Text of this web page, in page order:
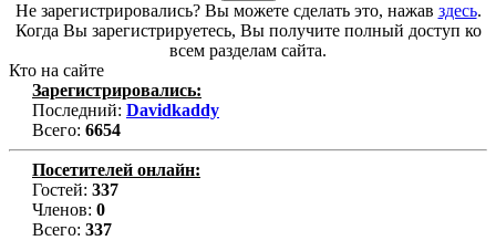
Не зарегистрировались? Вы можете сделать это, нажав здесь.
Когда Вы зарегистрируетесь, Вы получите полный доступ ко
всем разделам сайта.
Кто на сайте
Зарегистрировались:
Последний: Davidkaddy
Всего: 6654
Посетителей онлайн:
Гостей: 337
Членов: 0
Всего: 337